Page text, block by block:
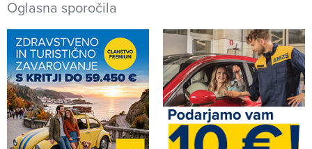
Oglasna sporočila